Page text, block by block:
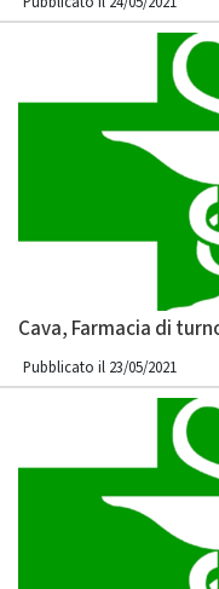
Cava, Farmacia di
Pubblicato il 23/05/2021